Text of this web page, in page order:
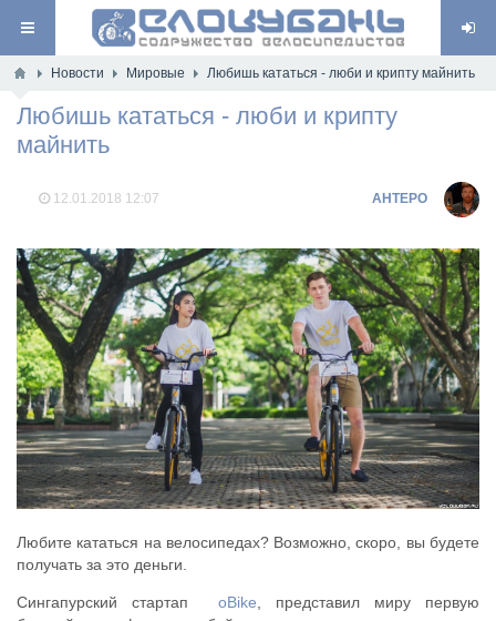
Новости Мировые Любишь кататься - люби и крипту майнить
Любишь кататься - люби и крипту
майнить
12.01.2018 12:07 AHTEPO
Любите кататься на велосипедах? Возможно, скоро, вы будете
получать за это деньги.
Сингапурский стартап oBike , представил миру первую